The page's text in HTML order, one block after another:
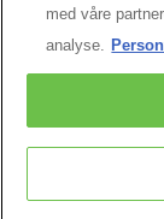
The Other
Pinterest
med våre
analyse.